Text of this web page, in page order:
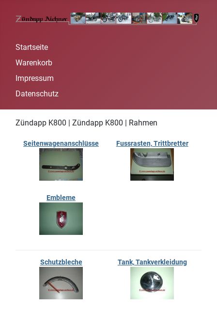
Startseite
Warenkorb
Impressum
Datenschutz
Zündapp K800 | Zündapp K800 | Rahmen
Seitenwagenanschlüsse Fussrasten, Trittbretter
Embleme
Schutzbleche Tank, Tankverkleidung